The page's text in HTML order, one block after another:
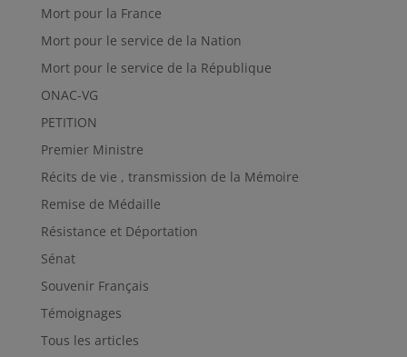
Mort pour la France
Mort pour le service de la Nation
Mort pour le service de la République
ONAC-VG
PETITION
Premier Ministre
Récits de vie , transmission de la Mémoire
Remise de Médaille
Résistance et Déportation
Sénat
Souvenir Français
Témoignages
Tous les articles